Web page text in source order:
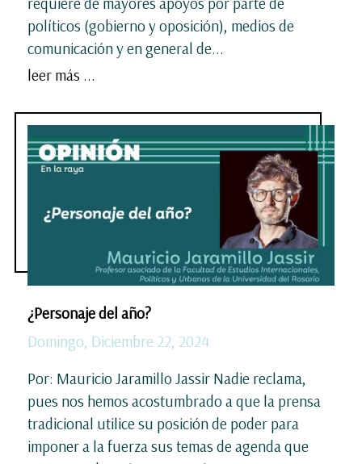
políticos (gobierno y oposición), medios de
comunicación y en general de...
leer más ...
¿Personaje del año?
Domingo, Diciembre 22, 2024
Por: Mauricio Jaramillo Jassir Nadie reclama,
pues nos hemos acostumbrado a que la prensa
tradicional utilice su posición de poder para
imponer a la fuerza sus temas de agenda que